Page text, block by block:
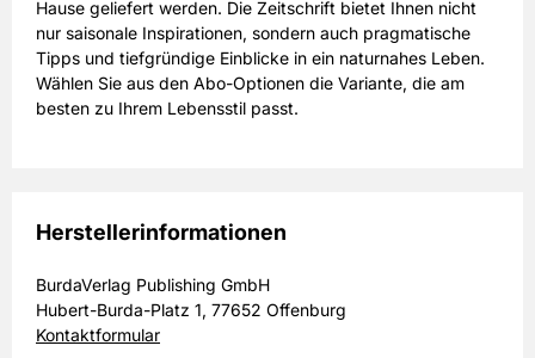
Hause geliefert werden. Die Zeitschrift bietet Ihnen nicht
nur saisonale Inspirationen, sondern auch pragmatische
Tipps und tiefgründige Einblicke in ein naturnahes Leben.
Wählen Sie aus den Abo-Optionen die Variante, die am
besten zu Ihrem Lebensstil passt.
Herstellerinformationen
BurdaVerlag Publishing GmbH
Hubert-Burda-Platz 1, 77652 Offenburg
Kontaktformular